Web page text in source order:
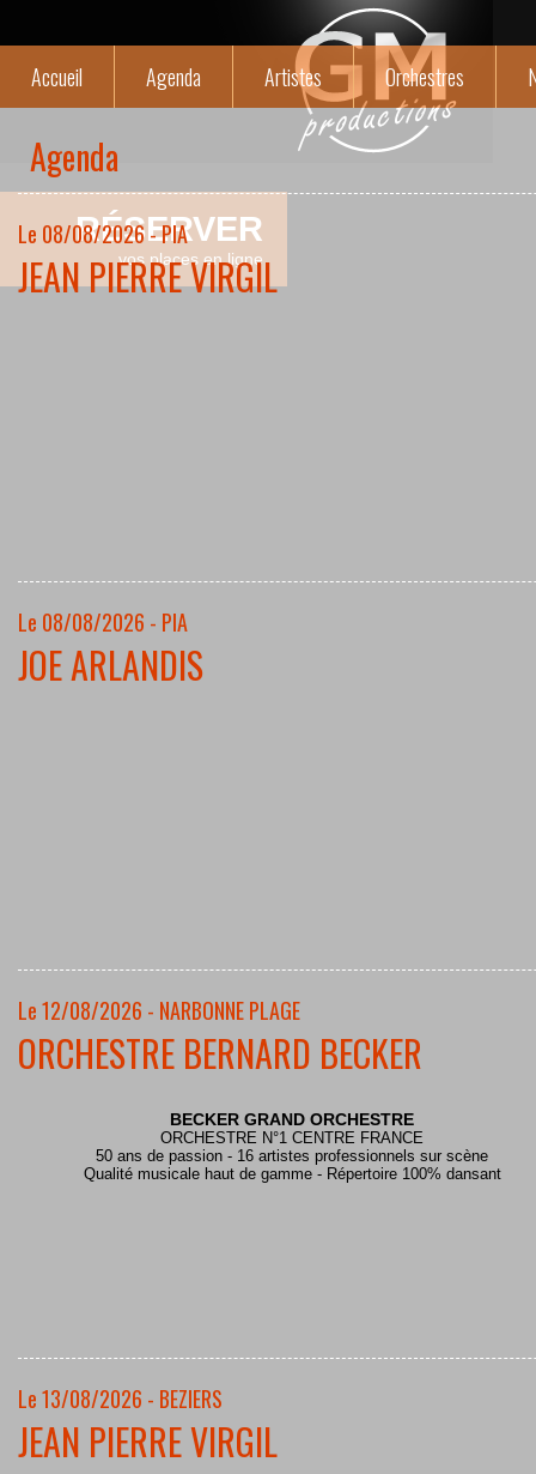
RÉSERVER
vos places en ligne
Accueil Agenda Artistes Orchestres
Agenda
Le 08/08/2026 - PIA
JEAN PIERRE VIRGIL
Le 08/08/2026 - PIA
JOE ARLANDIS
Le 12/08/2026 - NARBONNE PLAGE
ORCHESTRE BERNARD BECKER
BECKER GRAND ORCHESTRE
ORCHESTRE N°1 CENTRE FRANCE
50 ans de passion - 16 artistes professionnels sur scène
Qualité musicale haut de gamme - Répertoire 100% dansant
Le 13/08/2026 - BEZIERS
JEAN PIERRE VIRGIL